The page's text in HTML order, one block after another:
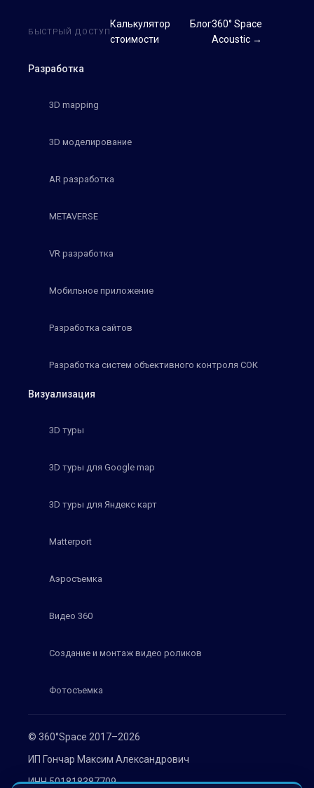
© 360°Space 2017–2026
ИП Гончар Максим Александрович
ИНН 501818387709
Разработка
3D mapping
3D моделирование
AR разработка
METAVERSE
VR разработка
Мобильное приложение
Разработка сайтов
Разработка систем объективного контроля СОК
Визуализация
3D туры
3D туры для Google map
3D туры для Яндекс карт
Matterport
Аэросъемка
Видео 360
Создание и монтаж видео роликов
Фотосъемка
БЫСТРЫЙ ДОСТУП
Калькулятор
стоимости
Блог360° Space
Acoustic →